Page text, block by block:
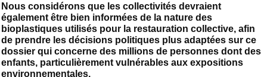
Nous considérons que les collectivités devraient
également être bien informées de la nature des
bioplastiques utilisés pour la restauration collective, afin
de prendre les décisions politiques plus adaptées sur ce
dossier qui concerne des millions de personnes dont des
enfants, particulièrement vulnérables aux expositions
environnementales.